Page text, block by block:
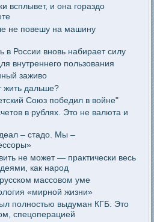
всплывет, и она гораздо
не повешу на машину
в России вновь набирает силу
внутреннего пользования
заживо
жить дальше?
Союз победил в войне"
в рублях. Это не валюта и
– стадо. Мы –
не может — практически весь
как народ
массовом уме
«мирной жизни»
полностью выдуман КГБ. Это
спецоперацией